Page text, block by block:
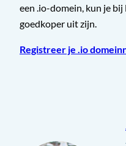
een .io-domein, kun je
goedkoper uit zijn.
Registreer je .io